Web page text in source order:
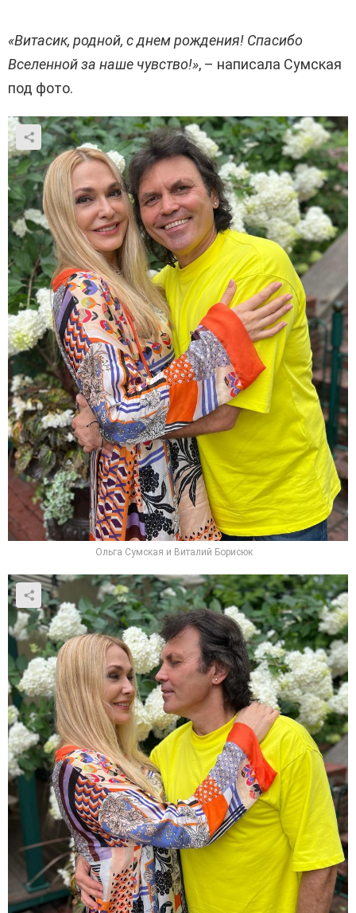
«Витасик, родной, с днем ​​рождения! Спасибо
Вселенной за наше чувство!», – написала Сумская
под фото.
Ольга Сумская и Виталий Борисюк